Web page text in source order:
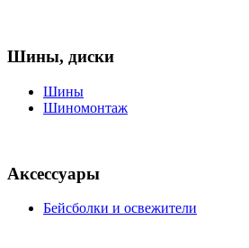
Шины, диски
Шины
Шиномонтаж
Аксессуары
Бейсболки и освежители